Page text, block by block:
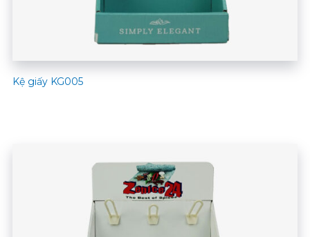
Kệ giấy KG005